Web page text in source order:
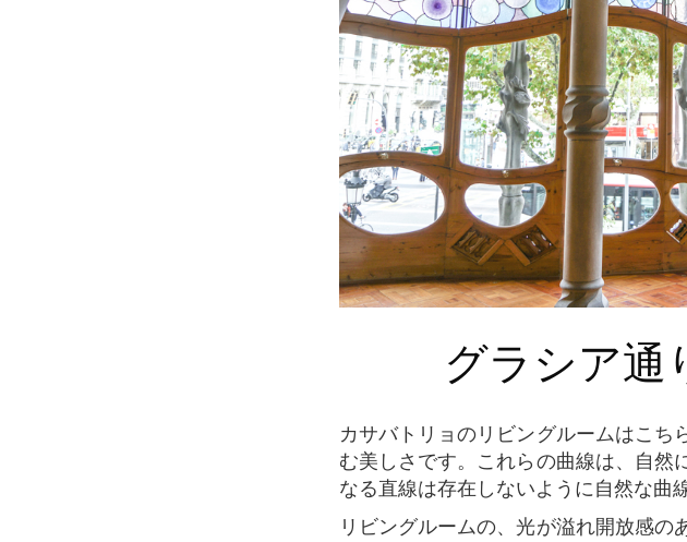
グラシア
カサバトリョのリビングルームはこちら。ガウディ建築の一番の特徴である曲線が息を呑
む美しさです。これらの曲線は、自然
なる直線は存在しないように自然な曲
リビングルームの、光が溢れ開放感のある大きな窓からは、ラシア通りを見下ろすことが